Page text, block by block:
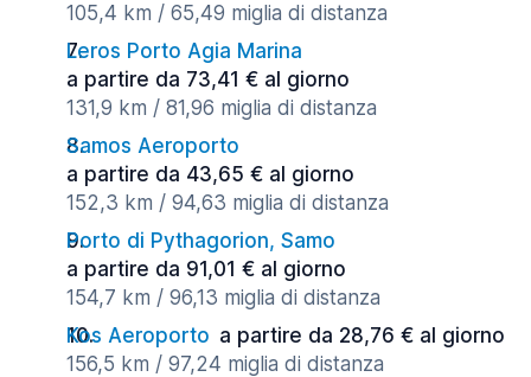
105,4 km / 65,49 miglia di distanza
Leros Porto Agia Marina
a partire da 73,41 € al giorno
131,9 km / 81,96 miglia di distanza
Samos Aeroporto
a partire da 43,65 € al giorno
152,3 km / 94,63 miglia di distanza
Porto di Pythagorion, Samo
a partire da 91,01 € al giorno
154,7 km / 96,13 miglia di distanza
Kos Aeroporto a partire da 28,76 € al giorno
156,5 km / 97,24 miglia di distanza